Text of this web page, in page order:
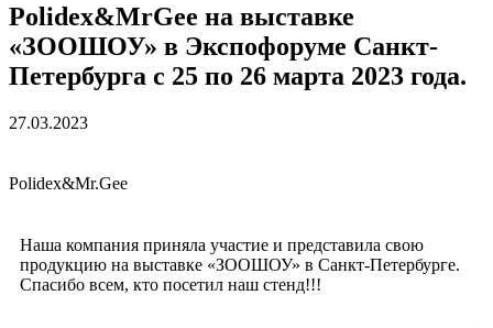
Polidex&MrGee на выставке
«ЗООШОУ» в Экспофоруме Санкт-
Петербурга с 25 по 26 марта 2023 года.
27.03.2023
Polidex&Mr.Gee
Наша компания приняла участие и представила свою
продукцию на выставке «ЗООШОУ» в Санкт-Петербурге.
Спасибо всем, кто посетил наш стенд!!!